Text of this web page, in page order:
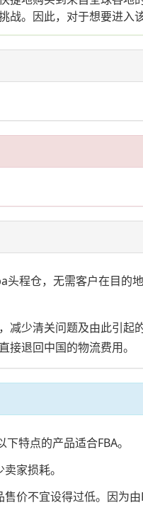
。因此，对于想要进入
程仓，无需客户在目的
少清关问题及由此引
退回中国的物流费用。
特点的产品适合FBA。
家损耗。
价不宜设得过低。因为